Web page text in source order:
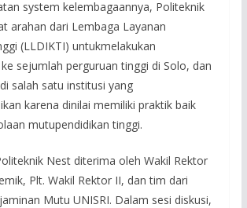
system kelembagaannya, Politeknik
arahan dari Lembaga Layanan
(LLDIKTI) untukmelakukan
sejumlah perguruan tinggi di Solo, dan
salah satu institusi yang
karena dinilai memiliki praktik baik
mutupendidikan tinggi.
Nest diterima oleh Wakil Rektor
Plt. Wakil Rektor II, dan tim dari
Mutu UNISRI. Dalam sesi diskusi,